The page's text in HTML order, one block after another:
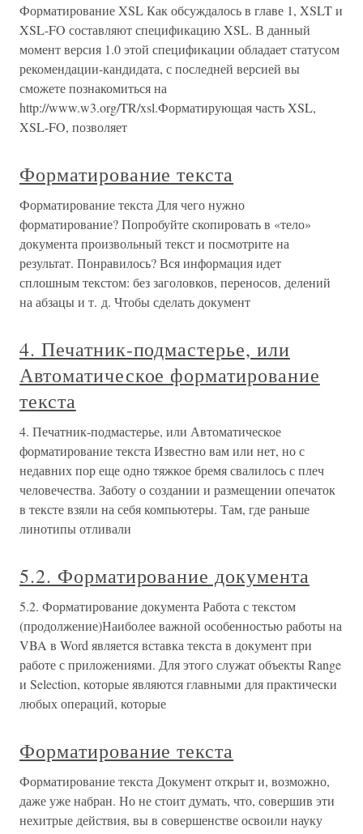
Форматирование XSL Как обсуждалось в главе 1, XSLT и
XSL-FO составляют спецификацию XSL. В данный
момент версия 1.0 этой спецификации обладает статусом
рекомендации-кандидата, с последней версией вы
сможете познакомиться на
http://www.w3.org/TR/xsl.Форматирующая часть XSL,
XSL-FO, позволяет
Форматирование текста
Форматирование текста Для чего нужно
форматирование? Попробуйте скопировать в «тело»
документа произвольный текст и посмотрите на
результат. Понравилось? Вся информация идет
сплошным текстом: без заголовков, переносов, делений
на абзацы и т. д. Чтобы сделать документ
4. Печатник-подмастерье, или
Автоматическое форматирование
текста
4. Печатник-подмастерье, или Автоматическое
форматирование текста Известно вам или нет, но с
недавних пор еще одно тяжкое бремя свалилось с плеч
человечества. Заботу о создании и размещении опечаток
в тексте взяли на себя компьютеры. Там, где раньше
линотипы отливали
5.2. Форматирование документа
5.2. Форматирование документа Работа с текстом
(продолжение)Наиболее важной особенностью работы на
VBA в Word является вставка текста в документ при
работе с приложениями. Для этого служат объекты Range
и Selection, которые являются главными для практически
любых операций, которые
Форматирование текста
Форматирование текста Документ открыт и, возможно,
даже уже набран. Но не стоит думать, что, совершив эти
нехитрые действия, вы в совершенстве освоили науку